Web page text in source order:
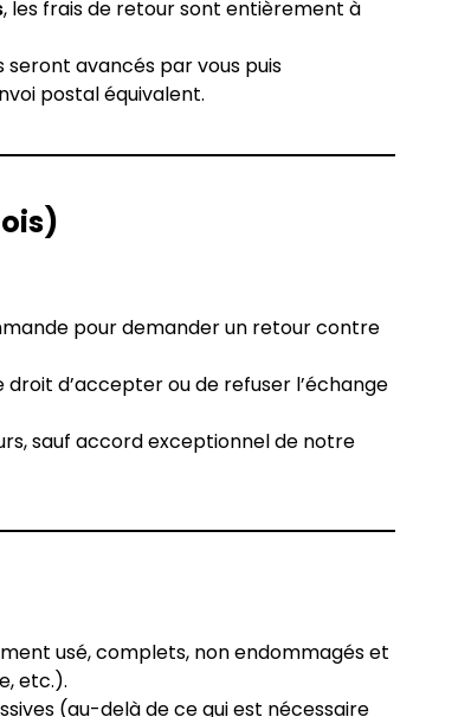
, les frais de retour sont entièrement à
seront avancés par vous puis
postal équivalent.
pour demander un retour contre
d’accepter ou de refuser l’échange
sauf accord exceptionnel de notre
usé, complets, non endommagés et
etc.).
(au-delà de ce qui est nécessaire